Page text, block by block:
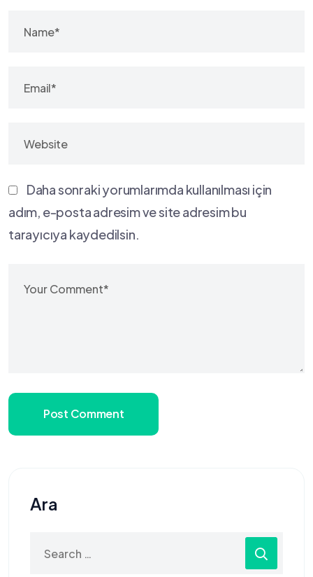
Daha sonraki yorumlarımda kullanılması için
adım, e-posta adresim ve site adresim bu
tarayıcıya kaydedilsin.
Post Comment
Ara
for: